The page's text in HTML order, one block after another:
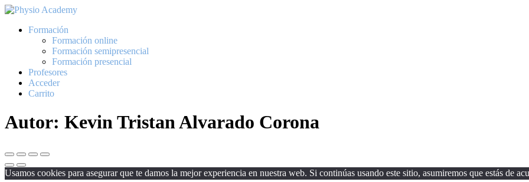
Formación
Formación online
Formación semipresencial
Formación presencial
Profesores
Acceder
Carrito
Autor: Kevin Tristan Alvarado Corona
Usamos cookies para asegurar que te damos la mejor experiencia en nuestra web. Si continúas usando este sitio, asumiremos que estás de